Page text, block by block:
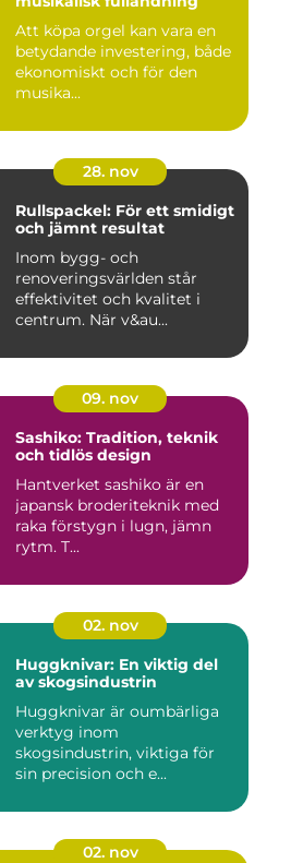
Att köpa orgel kan vara en
betydande investering, både
ekonomiskt och för den
musika...
28. nov
Rullspackel: För ett smidigt
och jämnt resultat
Inom bygg- och
renoveringsvärlden står
effektivitet och kvalitet i
centrum. När v&au...
09. nov
Sashiko: Tradition, teknik
och tidlös design
Hantverket sashiko är en
japansk broderiteknik med
raka förstygn i lugn, jämn
rytm. T...
02. nov
Huggknivar: En viktig del
av skogsindustrin
Huggknivar är oumbärliga
verktyg inom
skogsindustrin, viktiga för
sin precision och e...
02. nov